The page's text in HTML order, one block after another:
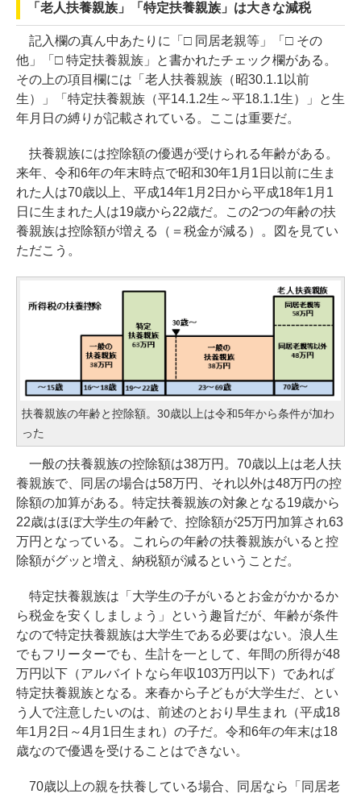
「老人扶養親族」「特定扶養親族」は大きな減税
記入欄の真ん中あたりに「□ 同居老親等」「□ その
他」「□ 特定扶養親族」と書かれたチェック欄がある。
その上の項目欄には「老人扶養親族（昭30.1.1以前
生）」「特定扶養親族（平14.1.2生～平18.1.1生）」と生
年月日の縛りが記載されている。ここは重要だ。
扶養親族には控除額の優遇が受けられる年齢がある。
来年、令和6年の年末時点で昭和30年1月1日以前に生ま
れた人は70歳以上、平成14年1月2日から平成18年1月1
日に生まれた人は19歳から22歳だ。この2つの年齢の扶
養親族は控除額が増える（＝税金が減る）。図を見てい
ただこう。
扶養親族の年齢と控除額。30歳以上は令和5年から条件が加わ
った
一般の扶養親族の控除額は38万円。70歳以上は老人扶
養親族で、同居の場合は58万円、それ以外は48万円の控
除額の加算がある。特定扶養親族の対象となる19歳から
22歳はほぼ大学生の年齢で、控除額が25万円加算され63
万円となっている。これらの年齢の扶養親族がいると控
除額がグッと増え、納税額が減るということだ。
特定扶養親族は「大学生の子がいるとお金がかかるか
ら税金を安くしましょう」という趣旨だが、年齢が条件
なので特定扶養親族は大学生である必要はない。浪人生
でもフリーターでも、生計を一として、年間の所得が48
万円以下（アルバイトなら年収103万円以下）であれば
特定扶養親族となる。来春から子どもが大学生だ、とい
う人で注意したいのは、前述のとおり早生まれ（平成18
年1月2日～4月1日生まれ）の子だ。令和6年の年末は18
歳なので優遇を受けることはできない。
70歳以上の親を扶養している場合、同居なら「同居老